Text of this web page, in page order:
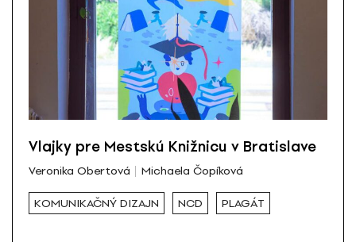
Vlajky pre Mestskú Knižnicu v Bratislave
Veronika Obertová Michaela Čopíková
KOMUNIKAČNÝ DIZAJN NCD PLAGÁT